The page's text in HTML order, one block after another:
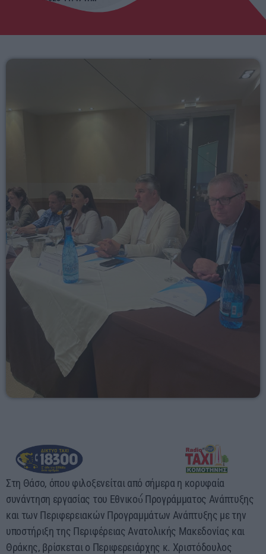
14:00 - 19:00
Στη Θάσο, όπου φιλοξενείται από σήμερα η κορυφαία
συνάντηση εργασίας του Εθνικού́ Προγράμματος Ανάπτυξης
και των Περιφερειακών Προγραμμάτων Ανάπτυξης με την
υποστήριξη της Περιφέρειας Ανατολικής Μακεδονίας και
Θράκης, βρίσκεται ο Περιφερειάρχης κ. Χριστόδουλος